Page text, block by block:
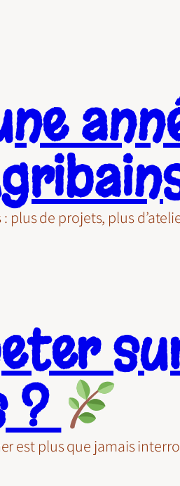
plus de projets, plus
?
est plus que jamais